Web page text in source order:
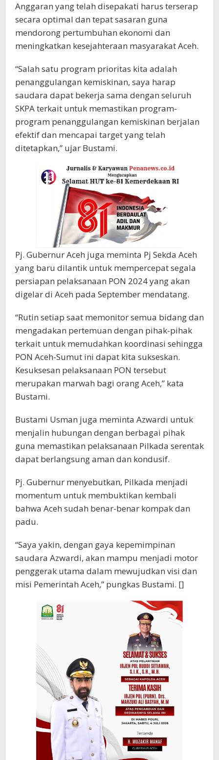
Anggaran yang telah disepakati harus terserap
secara optimal dan tepat sasaran guna
mendorong pertumbuhan ekonomi dan
meningkatkan kesejahteraan masyarakat Aceh.
“Salah satu program prioritas kita adalah
penanggulangan kemiskinan, saya harap
saudara dapat bekerja sama dengan seluruh
SKPA terkait untuk memastikan program-
program penanggulangan kemiskinan berjalan
efektif dan mencapai target yang telah
ditetapkan,” ujar Bustami.
Pj. Gubernur Aceh juga meminta Pj Sekda Aceh
yang baru dilantik untuk mempercepat segala
persiapan pelaksanaan PON 2024 yang akan
digelar di Aceh pada September mendatang.
“Rutin setiap saat memonitor semua bidang dan
mengadakan pertemuan dengan pihak-pihak
terkait untuk memudahkan koordinasi sehingga
PON Aceh-Sumut ini dapat kita sukseskan.
Kesuksesan pelaksanaan PON tersebut
merupakan marwah bagi orang Aceh,” kata
Bustami.
Bustami Usman juga meminta Azwardi untuk
menjalin hubungan dengan berbagai pihak
guna memastikan pelaksanaan Pilkada serentak
dapat berlangsung aman dan kondusif.
Pj. Gubernur menyebutkan, Pilkada menjadi
momentum untuk membuktikan kembali
bahwa Aceh sudah benar-benar kompak dan
padu.
“Saya yakin, dengan gaya kepemimpinan
saudara Azwardi, akan mampu menjadi motor
penggerak utama dalam mewujudkan visi dan
misi Pemerintah Aceh,” pungkas Bustami. []